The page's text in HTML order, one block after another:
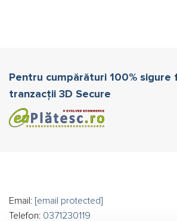
Pentru cumpărături 100% sigure
tranzacții 3D Secure
Email: [email protected]
Telefon: 0371230119